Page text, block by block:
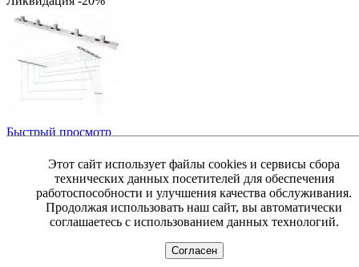
Быстрый просмотр
Сушилка для белья 1700мм Лиана потолочно-настенная (5 ст.)
В корзину
+
Этот сайт использует файлы cookies и сервисы сбора
технических данных посетителей для обеспечения
работоспособности и улучшения качества обслуживания.
Продолжая использовать наш сайт, вы автоматически
соглашаетесь с использованием данных технологий.
Согласен